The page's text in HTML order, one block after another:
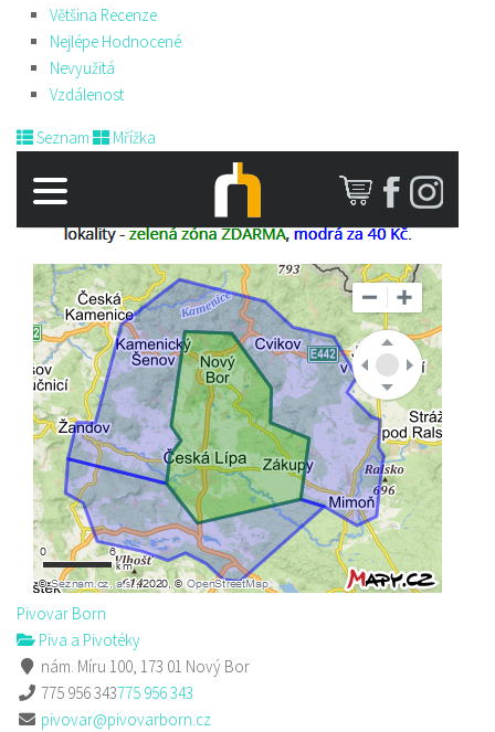
Většina Recenze
Nejlépe Hodnocené
Nevyužitá
Vzdálenost
Seznam Mřížka
Pivovar Born
Piva a Pivotéky
nám. Míru 100, 173 01 Nový Bor
775 956 343775 956 343
pivovar@pivovarborn.cz